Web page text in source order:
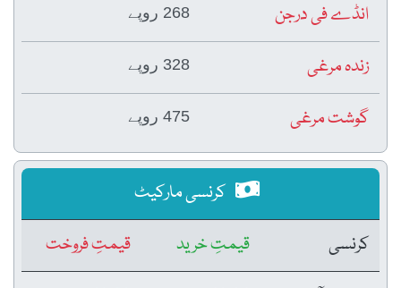
انڈے فی درجن
268 روپے
زندہ مرغی 328 روپے
گوشت مرغی 475 روپے
کرنسی مارکیٹ
کرنسی
قیمتِ خرید
قیمتِ فروخت